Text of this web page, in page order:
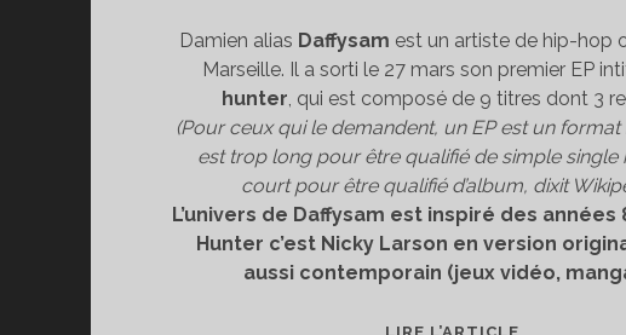
Damien alias Daffysam est un artiste de hip-hop
Marseille. Il a sorti le 27 mars son premier EP
hunter , qui est composé de 9 titres dont 3
(Pour ceux qui le demandent, un EP est un
est trop long pour être qualifié de simple single
court pour être qualifié d’album, dixit
L’univers de Daffysam est inspiré des
Hunter c’est Nicky Larson en version
aussi contemporain (jeux vidéo,